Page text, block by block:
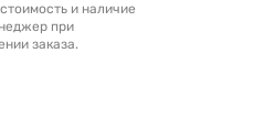
и наличие
при
заказа.